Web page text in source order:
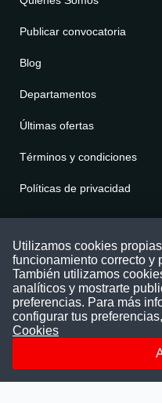
Publicar convocatoria
Blog
Departamentos
Últimas ofertas
Términos y condiciones
Políticas de privacidad
Puede comunicarse con
nuestras redes sociales o
Siguenos en:
Utilizamos cookies
funcionamiento correcto y
También utilizamos
analíticos y mostrarte
preferencias. Para más
configurar tus
Cookies